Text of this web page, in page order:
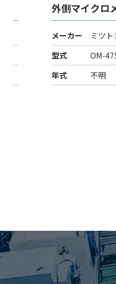
外側マイクロ
メーカー
ミツ
型式
OM-
年式
不明